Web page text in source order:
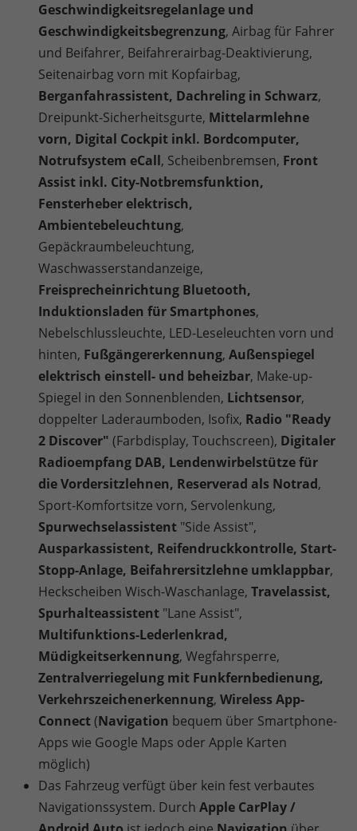
Geschwindigkeitsregelanlage und
Geschwindigkeitsbegrenzung, Airbag für Fahrer
und Beifahrer, Beifahrerairbag-Deaktivierung,
Seitenairbag vorn mit Kopfairbag,
Berganfahrassistent, Dachreling in Schwarz,
Dreipunkt-Sicherheitsgurte, Mittelarmlehne
vorn, Digital Cockpit inkl. Bordcomputer,
Notrufsystem eCall, Scheibenbremsen, Front
Assist inkl. City-Notbremsfunktion,
Fensterheber elektrisch,
Ambientebeleuchtung,
Gepäckraumbeleuchtung,
Waschwasserstandanzeige,
Freisprecheinrichtung Bluetooth,
Induktionsladen für Smartphones,
Nebelschlussleuchte, LED-Leseleuchten vorn und
hinten, Fußgängererkennung, Außenspiegel
elektrisch einstell- und beheizbar, Make-up-
Spiegel in den Sonnenblenden, Lichtsensor,
doppelter Laderaumboden, Isofix, Radio "Ready
2 Discover" (Farbdisplay, Touchscreen), Digitaler
Radioempfang DAB, Lendenwirbelstütze für
die Vordersitzlehnen, Reserverad als Notrad,
Sport-Komfortsitze vorn, Servolenkung,
Spurwechselassistent "Side Assist",
Ausparkassistent, Reifendruckkontrolle, Start-
Stopp-Anlage, Beifahrersitzlehne umklappbar,
Heckscheiben Wisch-Waschanlage, Travelassist,
Spurhalteassistent "Lane Assist",
Multifunktions-Lederlenkrad,
Müdigkeitserkennung, Wegfahrsperre,
Zentralverriegelung mit Funkfernbedienung,
Verkehrszeichenerkennung, Wireless App-
Connect(Navigation bequem über Smartphone-
Apps wie Google Maps oder Apple Karten
möglich)
Das Fahrzeug verfügt über kein fest verbautes
Navigationssystem. Durch Apple CarPlay /